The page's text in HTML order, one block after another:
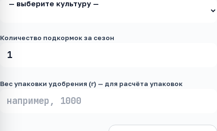
Количество подкормок за сезон
Вес упаковки удобрения (г) — для расчёта упаковок